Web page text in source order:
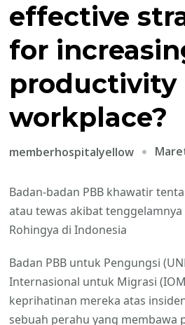
effective
for
productivity
workplace?
memberhospitalyellow
Badan-badan PBB khawatir
atau tewas akibat
Rohingya di Indonesia
Badan PBB untuk Pengungsi
Internasional untuk Migrasi
keprihatinan mereka atas
sebuah perahu yang membawa